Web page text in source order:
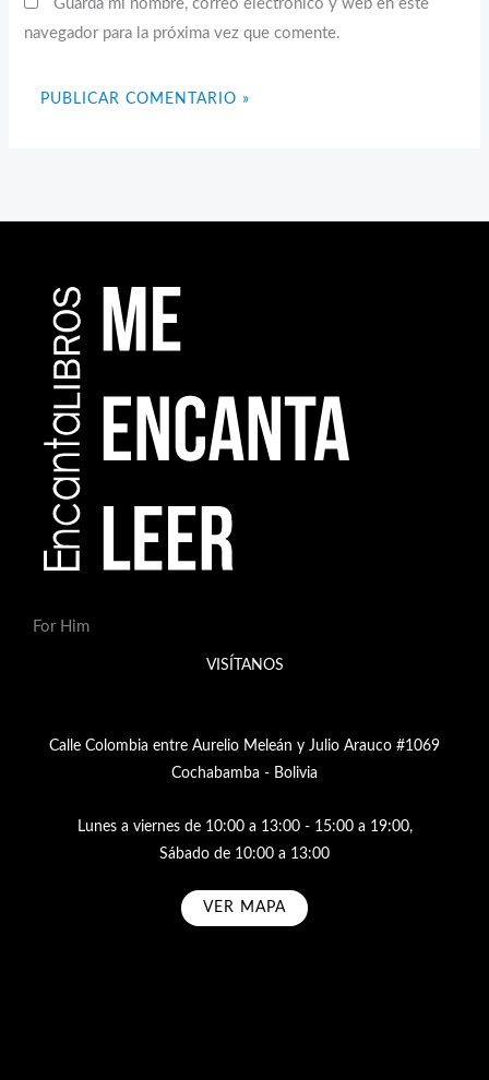
Guarda mi nombre, correo electrónico y web en este
navegador para la próxima vez que comente.
For Him
VISÍTANOS
Calle Colombia entre Aurelio Meleán y Julio Arauco #1069
Cochabamba - Bolivia
Lunes a viernes de 10:00 a 13:00 - 15:00 a 19:00,
Sábado de 10:00 a 13:00
VER MAPA